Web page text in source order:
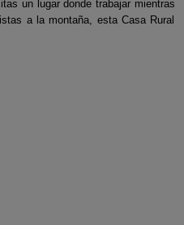
un lugar donde trabajar mientras
a la montaña, esta Casa Rural